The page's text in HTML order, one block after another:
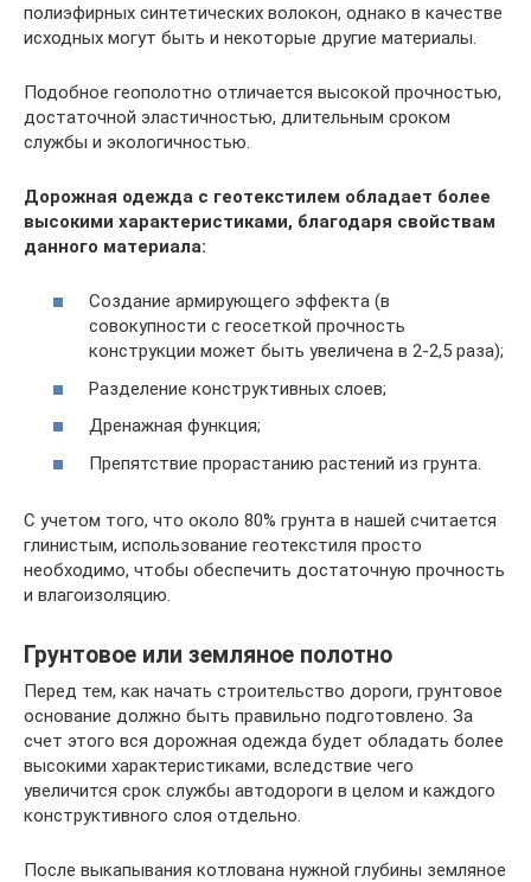
полиэфирных синтетических волокон, однако в качестве
исходных могут быть и некоторые другие материалы.
Подобное геополотно отличается высокой прочностью,
достаточной эластичностью, длительным сроком
службы и экологичностью.
Дорожная одежда с геотекстилем обладает более
высокими характеристиками, благодаря свойствам
данного материала:
Создание армирующего эффекта (в
совокупности с геосеткой прочность
конструкции может быть увеличена в 2-2,5 раза);
Разделение конструктивных слоев;
Дренажная функция;
Препятствие прорастанию растений из грунта.
С учетом того, что около 80% грунта в нашей считается
глинистым, использование геотекстиля просто
необходимо, чтобы обеспечить достаточную прочность
и влагоизоляцию.
Грунтовое или земляное полотно
Перед тем, как начать строительство дороги, грунтовое
основание должно быть правильно подготовлено. За
счет этого вся дорожная одежда будет обладать более
высокими характеристиками, вследствие чего
увеличится срок службы автодороги в целом и каждого
конструктивного слоя отдельно.
После выкапывания котлована нужной глубины земляное